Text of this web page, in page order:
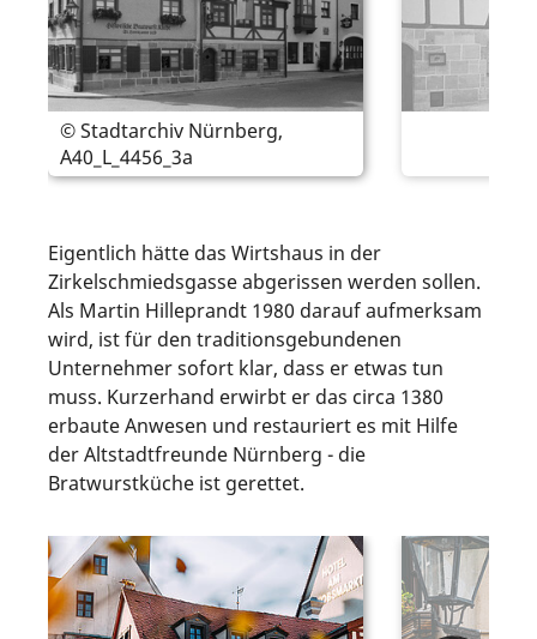
© Stadtarchiv Nürnberg,
A40_L_4456_3a
Eigentlich hätte das Wirtshaus in der
Zirkelschmiedsgasse abgerissen werden sollen.
Als Martin Hilleprandt 1980 darauf aufmerksam
wird, ist für den traditionsgebundenen
Unternehmer sofort klar, dass er etwas tun
muss. Kurzerhand erwirbt er das circa 1380
erbaute Anwesen und restauriert es mit Hilfe
der Altstadtfreunde Nürnberg - die
Bratwurstküche ist gerettet.